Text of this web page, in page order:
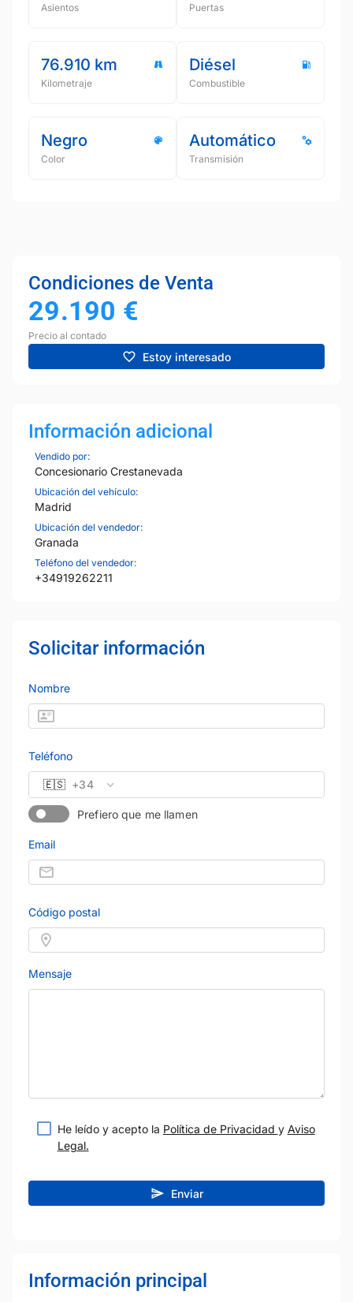
Asientos Puertas
76.910 km
Kilometraje
Diésel
Combustible
Negro
Color
Automático
Transmisión
Condiciones de Venta
29.190 €
Precio al contado
Estoy interesado
Información adicional
Vendido por:
Concesionario Crestanevada
Ubicación del vehículo:
Madrid
Ubicación del vendedor:
Granada
Teléfono del vendedor:
+34919262211
Solicitar información
Nombre
Teléfono
🇪🇸 +34
Prefiero que me llamen
Email
Código postal
Mensaje
He leído y acepto la Política de Privacidad y Aviso
Legal.
Enviar
Información principal